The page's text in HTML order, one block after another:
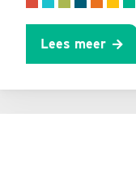
Lees meer